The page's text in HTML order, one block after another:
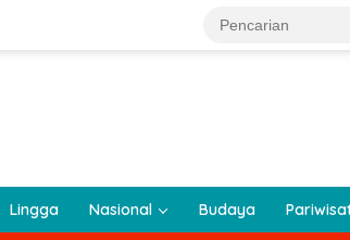
Lingga Nasional Budaya